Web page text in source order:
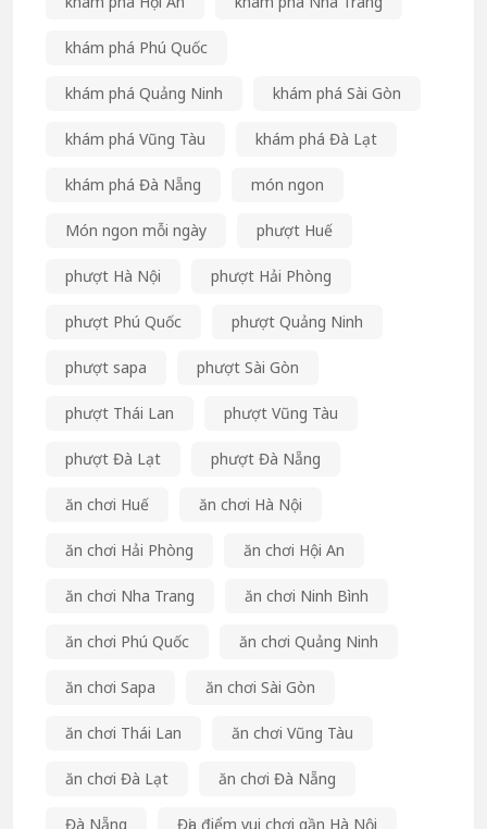
khám phá Phú Quốc
khám phá Quảng Ninh khám phá Sài Gòn
khám phá Vũng Tàu khám phá Đà Lạt
khám phá Đà Nẵng món ngon
Món ngon mỗi ngày phượt Huế
phượt Hà Nội phượt Hải Phòng
phượt Phú Quốc phượt Quảng Ninh
phượt sapa phượt Sài Gòn
phượt Thái Lan phượt Vũng Tàu
phượt Đà Lạt phượt Đà Nẵng
ăn chơi Huế ăn chơi Hà Nội
ăn chơi Hải Phòng ăn chơi Hội An
ăn chơi Nha Trang ăn chơi Ninh Bình
ăn chơi Phú Quốc ăn chơi Quảng Ninh
ăn chơi Sapa ăn chơi Sài Gòn
ăn chơi Thái Lan ăn chơi Vũng Tàu
ăn chơi Đà Lạt ăn chơi Đà Nẵng
Đà Nẵng Địa điểm vui chơi gần Hà Nội